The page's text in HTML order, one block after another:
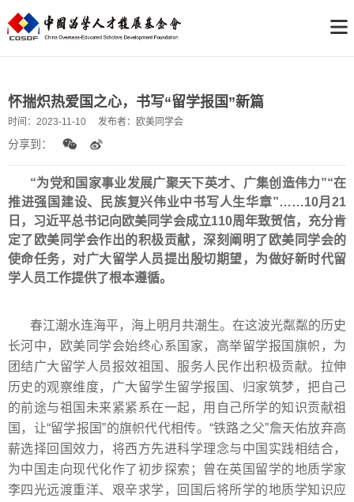
怀揣炽热爱国之心，书写“留学报国”新篇
时间： 2023-11-10 发布者： 欧美同学会
分享到：
“为党和国家事业发展广聚天下英才、广集创造伟力”“在
推进强国建设、民族复兴伟业中书写人生华章”……10月21
日，习近平总书记向欧美同学会成立110周年致贺信，充分肯
定了欧美同学会作出的积极贡献，深刻阐明了欧美同学会的
使命任务，对广大留学人员提出殷切期望，为做好新时代留
学人员工作提供了根本遵循。
春江潮水连海平，海上明月共潮生。在这波光粼粼的历史
长河中，欧美同学会始终心系国家，高举留学报国旗帜，为
团结广大留学人员报效祖国、服务人民作出积极贡献。拉伸
历史的观察维度，广大留学生留学报国、归家筑梦，把自己
的前途与祖国未来紧紧系在一起，用自己所学的知识贡献祖
国，让“留学报国”的旗帜代代相传。“铁路之父”詹天佑放弃高
薪选择回国效力，将西方先进科学理念与中国实践相结合，
为中国走向现代化作了初步探索；曾在英国留学的地质学家
李四光远渡重洋、艰辛求学，回国后将所学的地质学知识应